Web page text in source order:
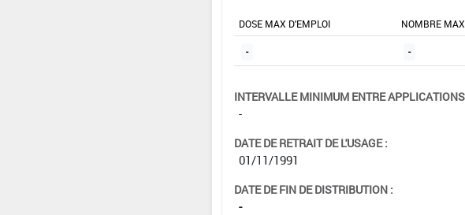
DOSE MAX D'EMPLOI NOMBRE
- -
INTERVALLE MINIMUM ENTRE
-
DATE DE RETRAIT DE L'USAGE :
01/11/1991
DATE DE FIN DE DISTRIBUTION :
-